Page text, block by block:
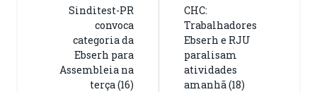
Sinditest-PR
convoca
categoria da
Ebserh para
Assembleia na
terça (16)
CHC:
Trabalhadores
Ebserh e RJU
paralisam
atividades
amanhã (18)